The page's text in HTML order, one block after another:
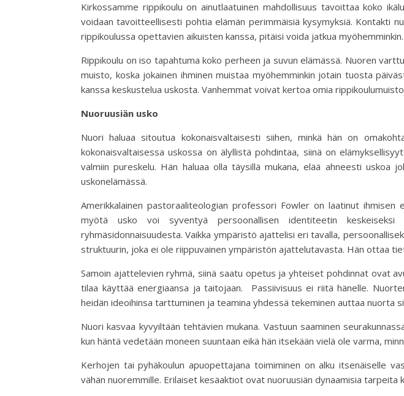
Kirkossamme rippikoulu on ainutlaatuinen mahdollisuus tavoittaa koko
voidaan tavoitteellisesti pohtia elämän perimmäisiä kysymyksiä. Kontakti
rippikoulussa opettavien aikuisten kanssa, pitäisi voida jatkua myöhemminkin.
Rippikoulu on iso tapahtuma koko perheen ja suvun elämässä. Nuoren
muisto, koska jokainen ihminen muistaa myöhemminkin jotain tuosta
kanssa keskustelua uskosta. Vanhemmat voivat kertoa omia
Nuoruusiän usko
Nuori haluaa sitoutua kokonaisvaltaisesti siihen, minkä hän on
kokonaisvaltaisessa uskossa on älyllistä pohdintaa, siinä on
valmiin pureskelu. Hän haluaa olla täysillä mukana, elää ahneesti uskoa
uskonelämässä.
Amerikkalainen pastoraaliteologian professori Fowler on laatinut
myötä usko voi syventyä persoonallisen identiteetin keskeiseksi
ryhmäsidonnaisuudesta. Vaikka ympäristö ajattelisi eri tavalla,
struktuurin, joka ei ole riippuvainen ympäristön ajattelutavasta. Hän ottaa
Samoin ajattelevien ryhmä, siinä saatu opetus ja yhteiset pohdinnat ovat
tilaa käyttää energiaansa ja taitojaan. Passiivisuus ei riitä hänelle.
heidän ideoihinsa tarttuminen ja teamina yhdessä tekeminen auttaa nuorta
Nuori kasvaa kyvyiltään tehtävien mukana. Vastuun saaminen
kun häntä vedetään moneen suuntaan eikä hän itsekään vielä ole varma,
Kerhojen tai pyhäkoulun apuopettajana toimiminen on alku itsenäiselle
vähän nuoremmille. Erilaiset kesäaktiot ovat nuoruusiän dynaamisia